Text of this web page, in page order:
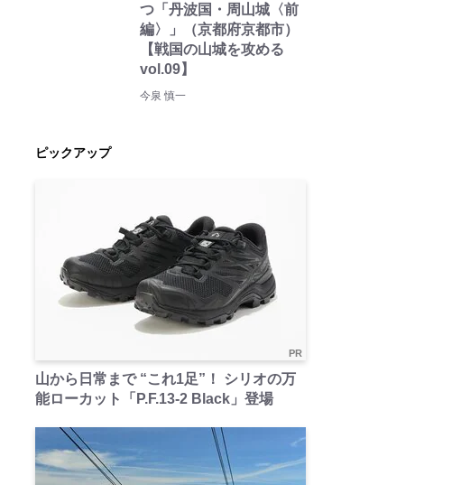
つ「丹波国・周山城〈前
編〉」（京都府京都市）
【戦国の山城を攻める
vol.09】
今泉 慎一
ピックアップ
PR
山から日常まで “これ1足”！ シリオの万
能ローカット「P.F.13-2 Black」登場